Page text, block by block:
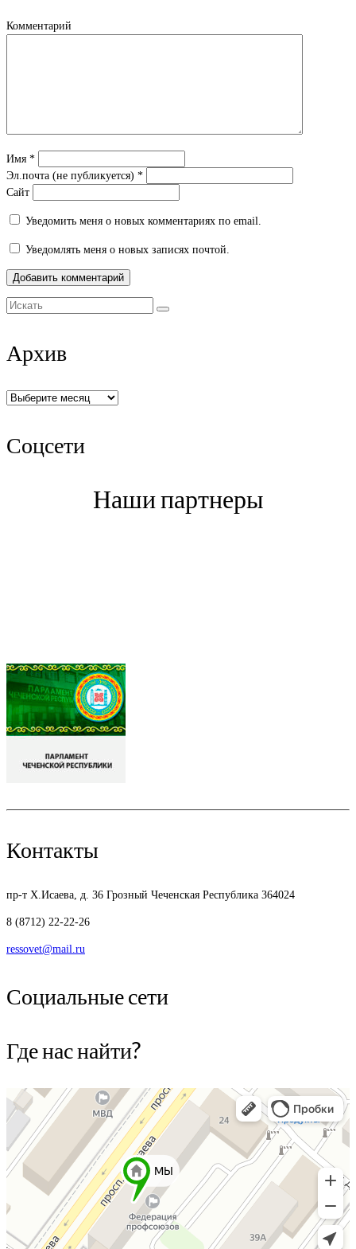
Комментарий
Имя *
Эл.почта (не публикуется) *
Сайт
Уведомить меня о новых комментариях по email.
Уведомлять меня о новых записях почтой.
Искать:
Архив
Архив
Соцсети
Наши партнеры
Контакты
пр-т Х.Исаева, д. 36 Грозный Чеченская Республика 364024
8 (8712) 22-22-26
ressovet@mail.ru
Социальные сети
Где нас найти?